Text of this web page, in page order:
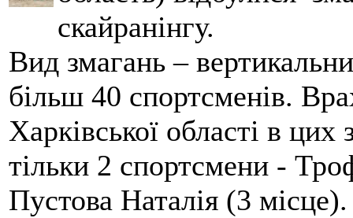
скайранінгу.
Вид змагань –
більш 40 спортсменів.
Харківської області в
тільки 2 спортсмени -
Пустова Наталія (3 місце).